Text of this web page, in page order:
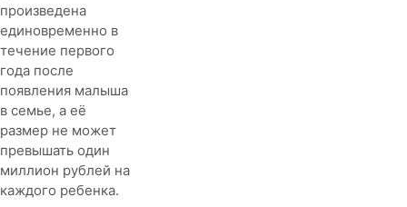
произведена
единовременно в
течение первого
года после
появления малыша
в семье, а её
размер не может
превышать один
миллион рублей на
каждого ребенка.